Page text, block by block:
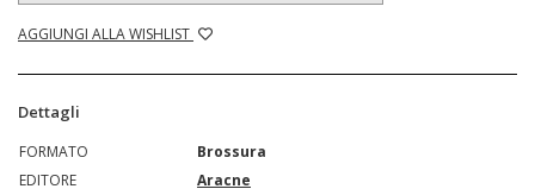
AGGIUNGI ALLA WISHLIST
Dettagli
FORMATO
Brossura
EDITORE
Aracne